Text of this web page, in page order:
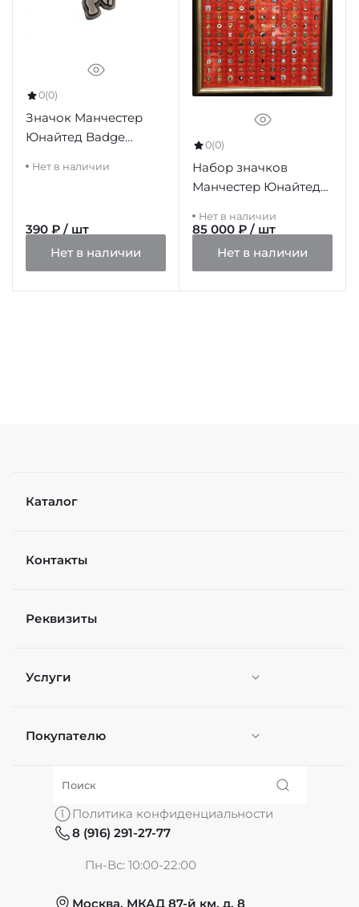
0(0)
Значок Манчестер
Юнайтед Badge
Нет в наличии
390 ₽ / шт
Нет в наличии
0(0)
Набор значков
Манчестер Юнайтед
история"
Нет в наличии
85 000 ₽ / шт
Нет в наличии
Каталог
Контакты
Реквизиты
Услуги
Персонификация
Покупателю
О нас
Политика конфиденциальности
8 (916) 291-27-77
Пн-Вс: 10:00-22:00
Москва, МКАД 87-й км, д. 8